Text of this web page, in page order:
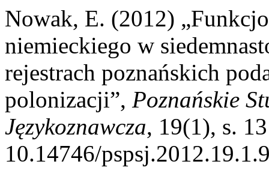
Nowak, E. (2012)
niemieckiego w
rejestrach poznańskich
polonizacji”, Poznańskie
Językoznawcza, 19(1), s.
10.14746/